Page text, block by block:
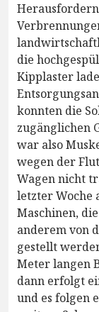
die
Kipplaster
konnten die
zugänglichen
war also
wegen der
Wagen nicht
letzter Woche
Maschinen,
anderem von
gestellt
Meter langen
dann erfolgt
und es folgen